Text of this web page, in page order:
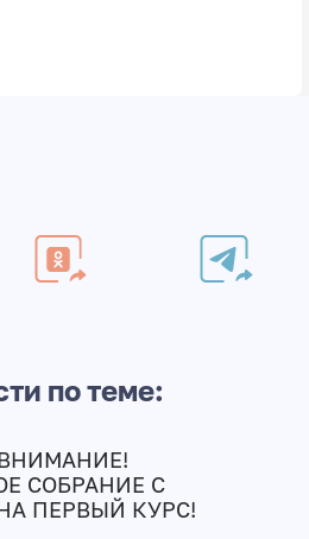
по теме:
СОБРАНИЕ С
ПЕРВЫЙ КУРС!